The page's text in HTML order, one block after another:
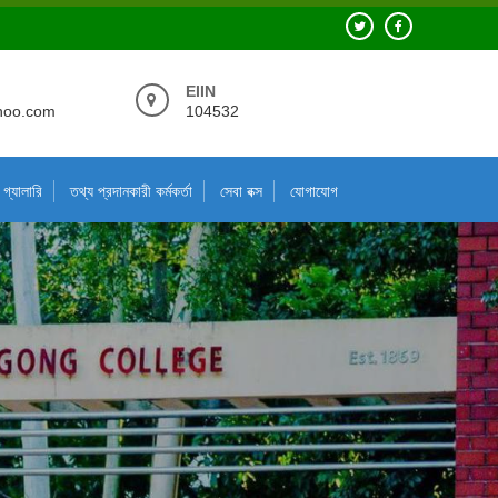
EIIN
104532
গ্যালারি তথ্য প্রদানকারী কর্মকর্তা সেবা বক্স যোগাযোগ